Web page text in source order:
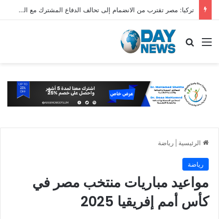
تركيا: مصر تقترب من الانضمام إلى تحالف الدفاع المشترك مع السعودية وباكستان
القائمة بحث عن
الرئيسية رياضة
رياضة
مواعيد مباريات منتخب مصر في
كأس أمم إفريقيا 2025